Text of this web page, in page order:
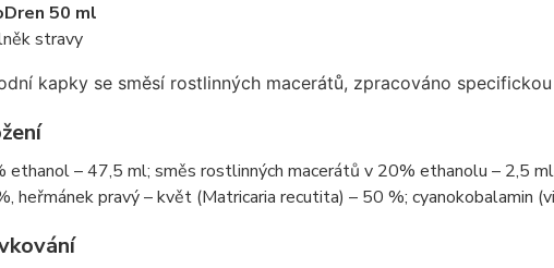
50 ml
stravy
kapky se směsí rostlinných macerátů, zpracováno
ethanol – 47,5 ml; směs rostlinných macerátů v 20% ethanolu – 2,5
heřmánek pravý – květ (Matricaria recutita) – 50 %; cyanokobalamin